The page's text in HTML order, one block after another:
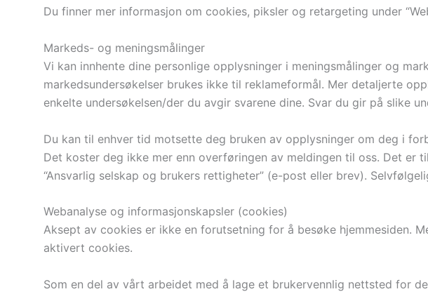
Du finner mer informasjon om cookies, piksler og retargeting under
Markeds- og meningsmålinger
Vi kan innhente dine personlige opplysninger i meningsmålinger og
markedsundersøkelser brukes ikke til reklameformål. Mer detaljerte
enkelte undersøkelsen/der du avgir svarene dine. Svar du gir på
Du kan til enhver tid motsette deg bruken av opplysninger om deg i
Det koster deg ikke mer enn overføringen av meldingen til oss. Det
“Ansvarlig selskap og brukers rettigheter” (e-post eller brev).
Webanalyse og informasjonskapsler (cookies)
Aksept av cookies er ikke en forutsetning for å besøke hjemmesiden.
aktivert cookies.
Som en del av vårt arbeidet med å lage et brukervennlig nettsted for